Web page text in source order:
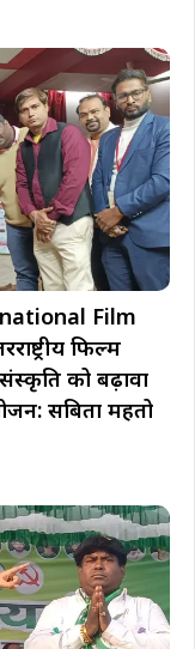
Film
फिल्म
को बढ़ावा
सबिता महतो